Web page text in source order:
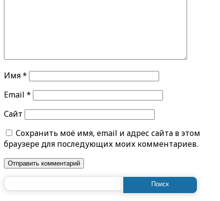
Имя*
Email *
Сайт
Сохранить моё имя, email и адрес сайта в этом
браузере для последующих моих комментариев.